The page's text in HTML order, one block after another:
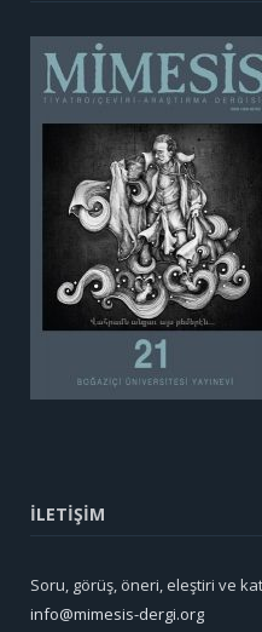
İLETİŞİM
Soru, görüş, öneri, eleştiri ve
info@mimesis-dergi.org